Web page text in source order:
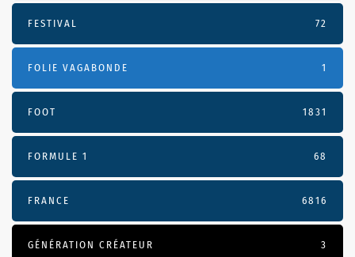
FESTIVAL 72
FOLIE VAGABONDE 1
FOOT 1831
FORMULE 1 68
FRANCE 6816
GÉNÉRATION CRÉATEUR 3